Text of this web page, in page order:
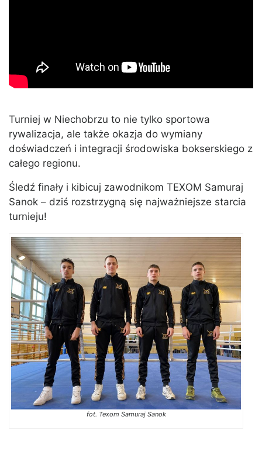
Turniej w Niechobrzu to nie tylko sportowa
rywalizacja, ale także okazja do wymiany
doświadczeń i integracji środowiska bokserskiego z
całego regionu.
Śledź finały i kibicuj zawodnikom TEXOM Samuraj
Sanok – dziś rozstrzygną się najważniejsze starcia
turnieju!
fot. Texom Samuraj Sanok